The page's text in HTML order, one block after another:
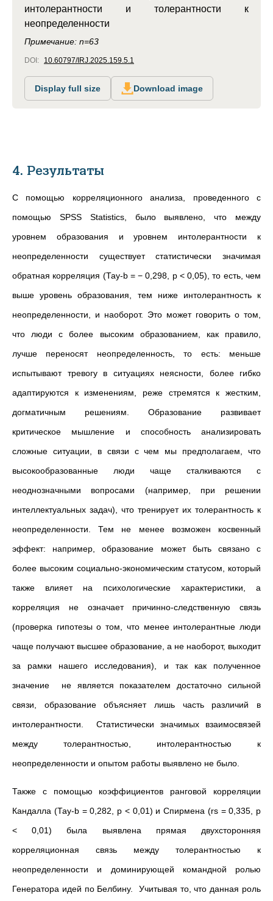
интолерантности и толерантности к
неопределенности
Примечание: n=63
DOI: 10.60797/IRJ.2025.159.5.1
Display full size Download image
4. Результаты
С помощью корреляционного анализа, проведенного с
помощью SPSS Statistics, было выявлено, что между
уровнем образования и уровнем интолерантности к
неопределенности существует статистически значимая
обратная корреляция (Тау-b = − 0,298, p < 0,05), то есть, чем
выше уровень образования, тем ниже интолерантность к
неопределенности, и наоборот. Это может говорить о том,
что люди с более высоким образованием, как правило,
лучше переносят неопределенность, то есть: меньше
испытывают тревогу в ситуациях неясности, более гибко
адаптируются к изменениям, реже стремятся к жестким,
догматичным решениям. Образование развивает
критическое мышление и способность анализировать
сложные ситуации, в связи с чем мы предполагаем, что
высокообразованные люди чаще сталкиваются с
неоднозначными вопросами (например, при решении
интеллектуальных задач), что тренирует их толерантность к
неопределенности. Тем не менее возможен косвенный
эффект: например, образование может быть связано с
более высоким социально-экономическим статусом, который
также влияет на психологические характеристики, а
корреляция не означает причинно-следственную связь
(проверка гипотезы о том, что менее интолерантные люди
чаще получают высшее образование, а не наоборот, выходит
за рамки нашего исследования), и так как полученное
значение не является показателем достаточно сильной
связи, образование объясняет лишь часть различий в
интолерантности. Статистически значимых взаимосвязей
между толерантностью, интолерантностью к
неопределенности и опытом работы выявлено не было.
Также с помощью коэффициентов ранговой корреляции
Кандалла (Тау-b = 0,282, p < 0,01) и Спирмена (rs = 0,335, p
< 0,01) была выявлена прямая двухсторонняя
корреляционная связь между толерантностью к
неопределенности и доминирующей командной ролью
Генератора идей по Белбину. Учитывая то, что данная роль